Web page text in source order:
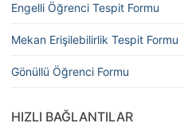
Engelli Öğrenci Tespit Formu
Mekan Erişilebilirlik Tespit Formu
Gönüllü Öğrenci Formu
HIZLI BAĞLANTILAR